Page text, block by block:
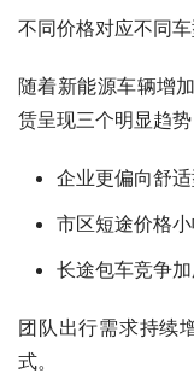
不同价格对应不同车
随着新能源车辆增
赁呈现三个明显趋势
企业更偏向舒
市区短途价格
长途包车竞争
团队出行需求持续
式。